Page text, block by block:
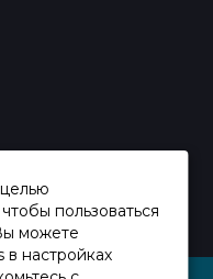
пользоваться
можете
в настройках